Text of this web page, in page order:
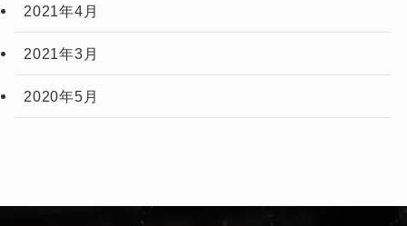
2021年4月
2021年3月
2020年5月